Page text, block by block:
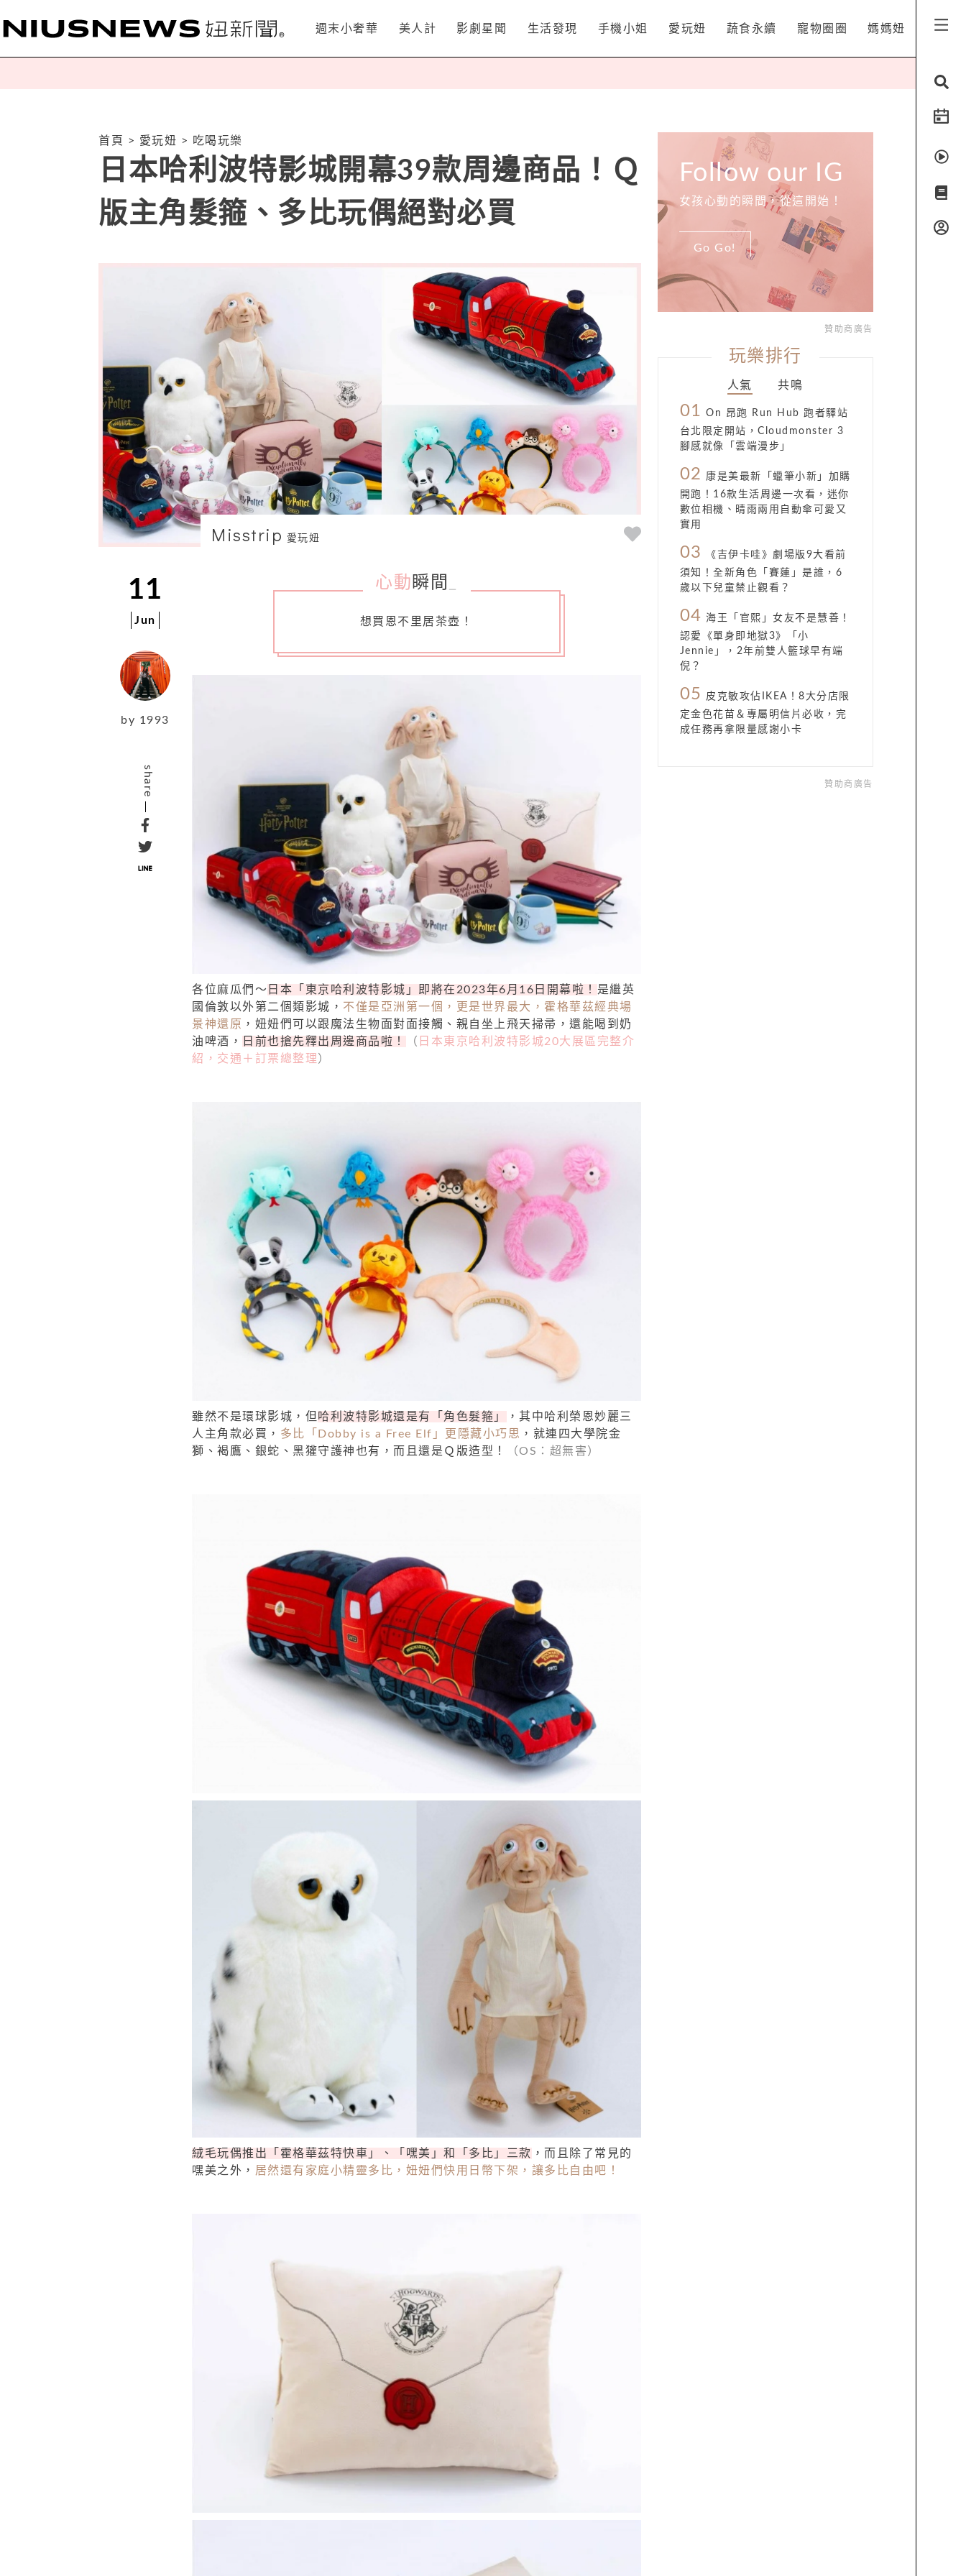
週末小奢華 美人計 影劇星聞 生活發現 手機小姐 愛玩妞 蔬食永續 寵物圈圈 媽媽妞
首頁 > 愛玩妞 > 吃喝玩樂
日本哈利波特影城開幕39款周邊商品！Ｑ
版主角髮箍、多比玩偶絕對必買
Misstrip 愛玩妞
11
Jun
by 1993
share
心動 瞬間
想買恩不里居茶壺！
各位麻瓜們～ 日本「東京哈利波特影城」即將在2023年6月16日開幕啦！ 是繼英
國倫敦以外第二個類影城， 不僅是亞洲第一個，更是世界最大，霍格華茲經典場
景神還原 ，妞妞們可以跟魔法生物面對面接觸、親自坐上飛天掃帚，還能喝到奶
油啤酒，
日前也搶先釋出周邊商品啦！ （ 日本東京哈利波特影城20大展區完整介
紹，交通＋訂票總整理 ）
雖然不是環球影城，但 哈利波特影城還是有「角色髮箍」
，其中哈利榮恩妙麗三
人主角款必買， 多比「Dobby is a Free Elf」更隱藏小巧思 ，就連四大學院金
獅、褐鷹、銀蛇、黑獾守護神也有，而且還是Ｑ版造型！
（OS：超無害）
絨毛玩偶推出「霍格華茲特快車」、「嘿美」和「多比」三款 ，而且除了常見的
嘿美之外， 居然還有家庭小精靈多比，妞妞們快用日幣下架，讓多比自由吧！
Follow our IG
女孩心動的瞬間，從這開始！
Go Go!
贊助商廣告
玩樂排行
人氣 共鳴
01 On 昂跑 Run Hub 跑者驛站
台北限定開站，Cloudmonster 3
腳感就像「雲端漫步」
02
康是美最新「蠟筆小新」加購
開跑！16款生活周邊一次看，迷你
數位相機、晴雨兩用自動傘可愛又
實用
03
《吉伊卡哇》劇場版9大看前
須知！全新角色「賽蓮」是誰，6
歲以下兒童禁止觀看？
04 海王「官熙」女友不是慧善！
認愛《單身即地獄3》「小
Jennie」，2年前雙人籃球早有端
倪？
05
皮克敏攻佔IKEA！8大分店限
定金色花苗＆專屬明信片必收，完
成任務再拿限量感謝小卡
贊助商廣告